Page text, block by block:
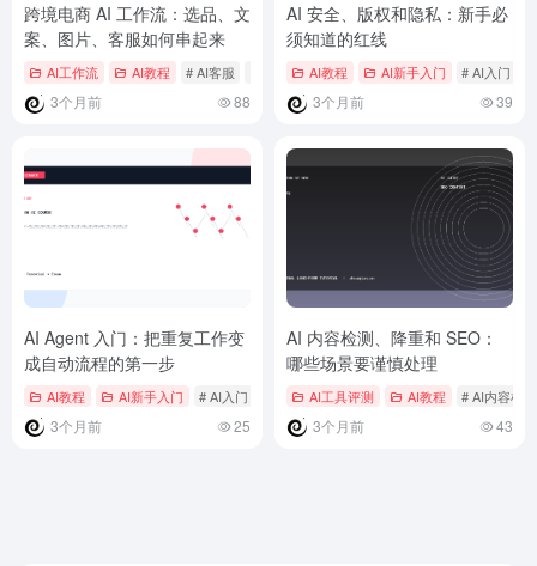
跨境电商 AI 工作流：选品、文
案、图片、客服如何串起来
AI工作流 AI教程 # AI客服 # AI电商 # AI营销
3个月前 88
AI 安全、版权和隐私：新手必
须知道的红线
AI教程 AI新手入门 # AI入门
3个月前 39
AI Agent 入门：把重复工作变
成自动流程的第一步
AI教程 AI新手入门 # AI入门 # AI办公 # AI学习任务
3个月前 25
AI 内容检测、降重和 SEO：
哪些场景要谨慎处理
AI工具评测 AI教程 # AI内容检测
3个月前 43